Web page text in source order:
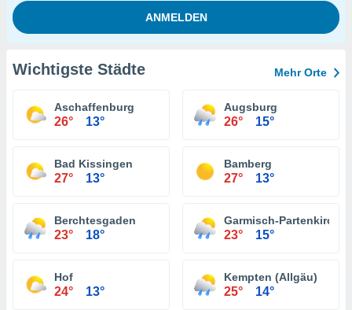
Wichtigste Städte Mehr Orte
Aschaffenburg
26° 13°
Augsburg
26° 15°
Bad Kissingen
27° 13°
Bamberg
27° 13°
Berchtesgaden
23° 18°
Garmisch-
23° 15°
Hof
24° 13°
Kempten (Allgäu)
25° 14°